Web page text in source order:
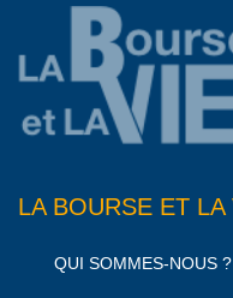
LA BOURSE ET LA
QUI SOMMES-NOUS ?